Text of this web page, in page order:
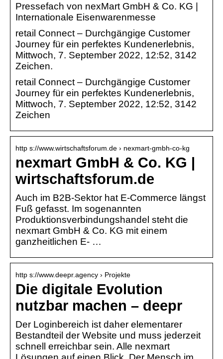
Pressefach von nexMart GmbH & Co. KG |
Internationale Eisenwarenmesse
retail Connect – Durchgängige Customer
Journey für ein perfektes Kundenerlebnis,
Mittwoch, 7. September 2022, 12:52, 3142
Zeichen.
retail Connect – Durchgängige Customer
Journey für ein perfektes Kundenerlebnis,
Mittwoch, 7. September 2022, 12:52, 3142
Zeichen
http s://www.wirtschaftsforum.de › nexmart-gmbh-co-kg
nexmart GmbH & Co. KG |
wirtschaftsforum.de
Auch im B2B-Sektor hat E-Commerce längst
Fuß gefasst. Im sogenannten
Produktionsverbindungshandel steht die
nexmart GmbH & Co. KG mit einem
ganzheitlichen E- …
http s://www.deepr.agency › Projekte
Die digitale Evolution
nutzbar machen – deepr
Der Loginbereich ist daher elementarer
Bestandteil der Website und muss jederzeit
schnell erreichbar sein. Alle nexmart